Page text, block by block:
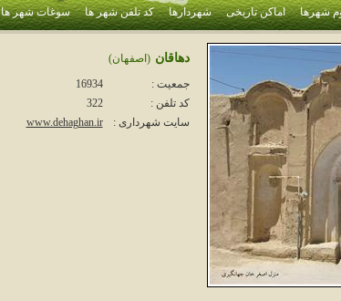
شهرها اماکن تاریخی شهردارها کد تلفن شهر ها سوغات شهر ها
دهاقان (اصفهان)
جمعیت :
16934
کد تلفن :
322
سایت شهرداری :
www.dehaghan.ir